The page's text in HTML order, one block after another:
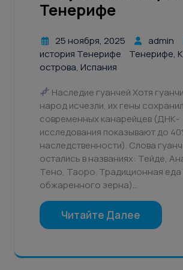
Тенерифе
25 ноября, 2025
admin
история Тенерифе
Тенерифе,
острова, Испания
Наследие гуанчей Хотя
народ исчезли, их гены
современных канарейцев (ДНК-
исследования показывают до
наследственности). Слова
остались в названиях: Тейде,
Тено, Таоро. Традиционная еда
обжаренного зерна)…
Читайте Далее